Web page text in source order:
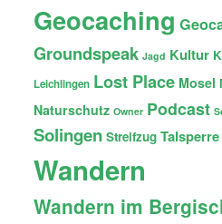
Geocaching
Groundspeak Jagd Kultur
Leichlingen Lost Place Mosel
Naturschutz Owner Podcast
Solingen Streifzug Talsperre
Wandern
Wandern im